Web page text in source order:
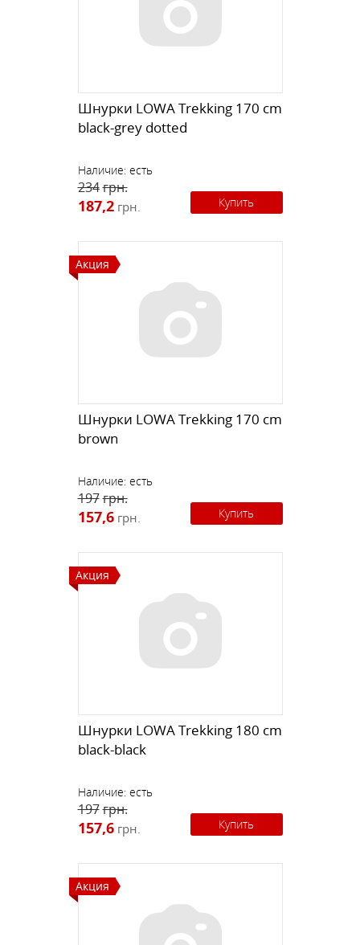
Шнурки LOWA Trekking 170 cm
black-grey dotted
Наличие: есть
234грн.
187,2 грн. Купить
Акция
Шнурки LOWA Trekking 170 cm
brown
Наличие: есть
197грн.
157,6 грн. Купить
Акция
Шнурки LOWA Trekking 180 cm
black-black
Наличие: есть
197грн.
157,6 грн. Купить
Акция